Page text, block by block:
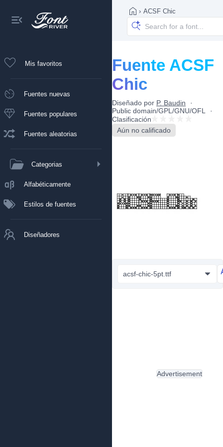
Mis favoritos
Fuentes nuevas
Fuentes populares
Fuentes aleatorias
Categorias
Alfabéticamente
Estilos de fuentes
Diseñadores
› ACSF Chic
Fuente ACSF
Chic
Diseñado por P. Baudin
Public domain/GPL/GNU/OFL
Clasificación
Aún no calificado
acsf-chic-5pt.ttf
Advertisement